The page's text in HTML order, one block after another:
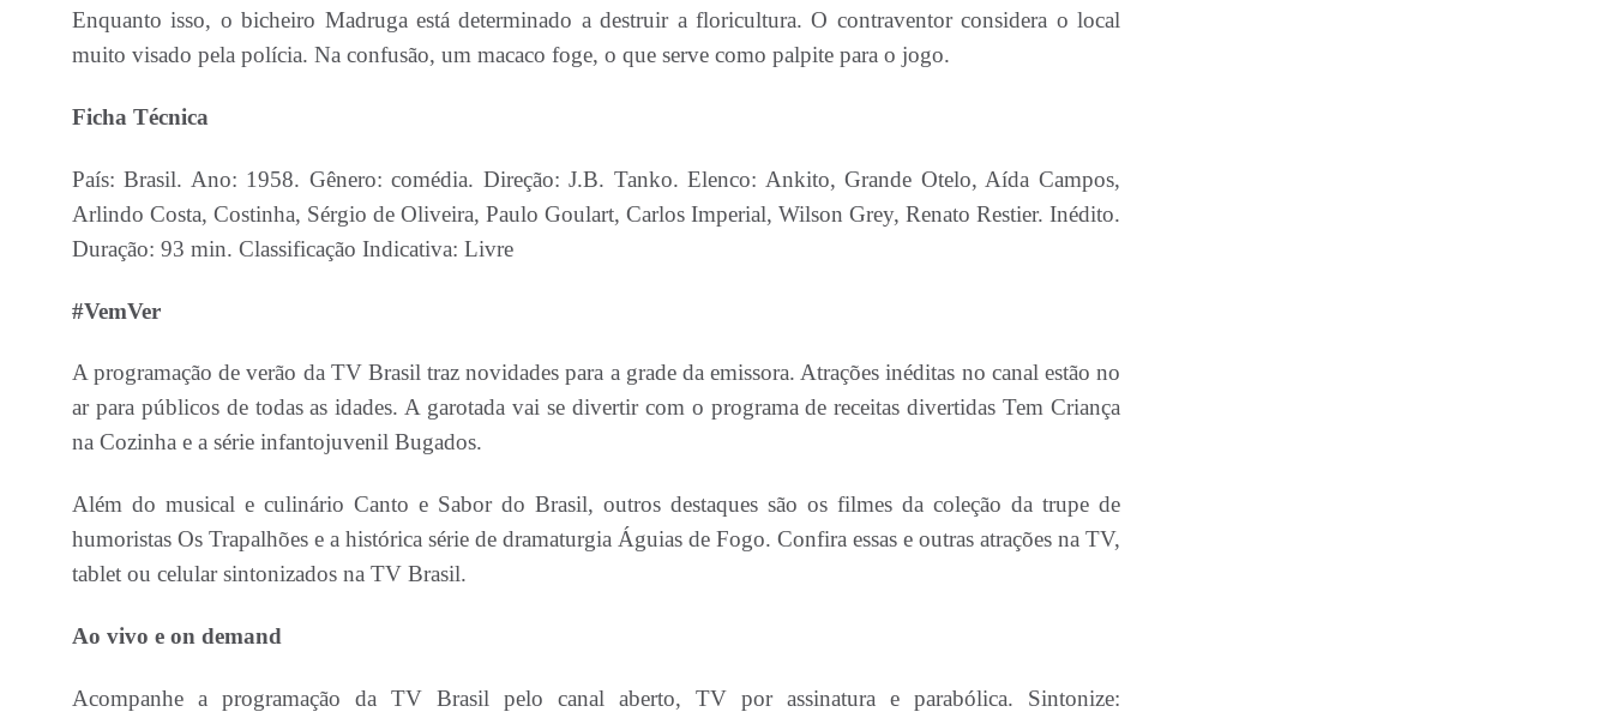
Enquanto isso, o bicheiro Madruga está determinado a destruir a floricultura. O contraventor considera o local
muito visado pela polícia. Na confusão, um macaco foge, o que serve como palpite para o jogo.
Ficha Técnica
País: Brasil. Ano: 1958. Gênero: comédia. Direção: J.B. Tanko. Elenco: Ankito, Grande Otelo, Aída Campos,
Arlindo Costa, Costinha, Sérgio de Oliveira, Paulo Goulart, Carlos Imperial, Wilson Grey, Renato Restier. Inédito.
Duração: 93 min. Classificação Indicativa: Livre
#VemVer
A programação de verão da TV Brasil traz novidades para a grade da emissora. Atrações inéditas no canal estão no
ar para públicos de todas as idades. A garotada vai se divertir com o programa de receitas divertidas Tem Criança
na Cozinha e a série infantojuvenil Bugados.
Além do musical e culinário Canto e Sabor do Brasil, outros destaques são os filmes da coleção da trupe de
humoristas Os Trapalhões e a histórica série de dramaturgia Águias de Fogo. Confira essas e outras atrações na TV,
tablet ou celular sintonizados na TV Brasil.
Ao vivo e on demand
Acompanhe a programação da TV Brasil pelo canal aberto, TV por assinatura e parabólica. Sintonize: